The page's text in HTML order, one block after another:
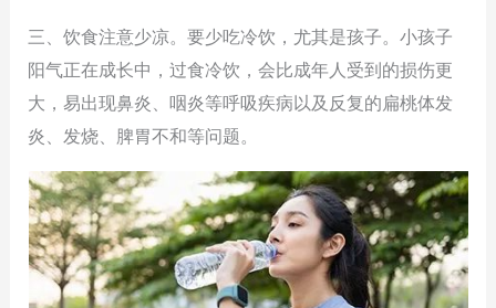
三、饮食注意少凉。要少吃冷饮，尤其是孩子。小孩子
阳气正在成长中，过食冷饮，会比成年人受到的损伤更
大，易出现鼻炎、咽炎等呼吸疾病以及反复的扁桃体发
炎、发烧、脾胃不和等问题。